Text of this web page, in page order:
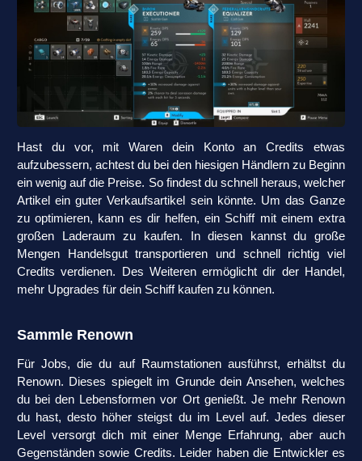
Hast du vor, mit Waren dein Konto an Credits etwas
aufzubessern, achtest du bei den hiesigen Händlern zu Beginn
ein wenig auf die Preise. So findest du schnell heraus, welcher
Artikel ein guter Verkaufsartikel sein könnte. Um das Ganze
zu optimieren, kann es dir helfen, ein Schiff mit einem extra
großen Laderaum zu kaufen. In diesen kannst du große
Mengen Handelsgut transportieren und schnell richtig viel
Credits verdienen. Des Weiteren ermöglicht dir der Handel,
mehr Upgrades für dein Schiff kaufen zu können.
Sammle Renown
Für Jobs, die du auf Raumstationen ausführst, erhältst du
Renown. Dieses spiegelt im Grunde dein Ansehen, welches
du bei den Lebensformen vor Ort genießt. Je mehr Renown
du hast, desto höher steigst du im Level auf. Jedes dieser
Level versorgt dich mit einer Menge Erfahrung, aber auch
Gegenständen sowie Credits. Leider haben die Entwickler es